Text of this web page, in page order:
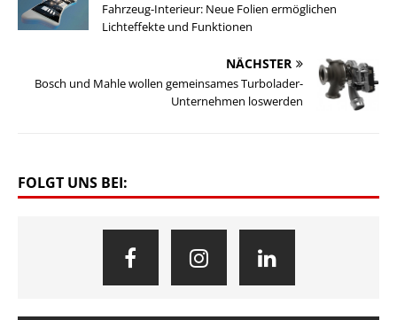
Fahrzeug-Interieur: Neue Folien ermöglichen
Lichteffekte und Funktionen
NÄCHSTER
Bosch und Mahle wollen gemeinsames Turbolader-
Unternehmen loswerden
FOLGT UNS BEI: